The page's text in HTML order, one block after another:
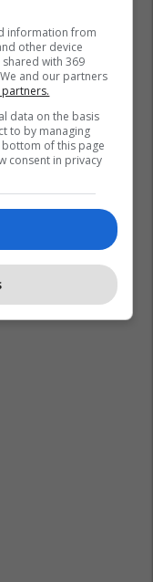
Maqedonisë
information from
other device
with 369
and our partners
data on the basis
to by managing
of this page
consent in privacy